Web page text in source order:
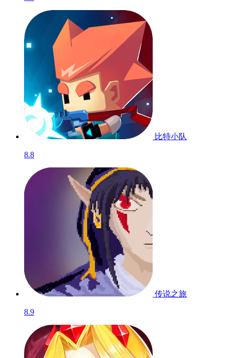
比特小队
8.8
传说之旅
8.9